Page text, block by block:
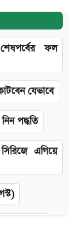
শেষপর্বের ফল
যেভাবে
পদ্ধতি
এগিয়ে